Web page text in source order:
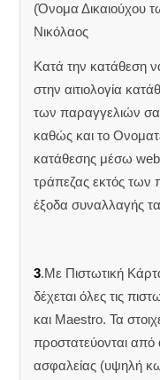
(Όνομα Δικαιούχου
Νικόλαος
Κατά την κατάθεση
στην αιτιολογία
των παραγγελιών
καθώς και το
κατάθεσης μέσω
τράπεζας εκτός
έξοδα συναλλαγής
3.Με Πιστωτική
δέχεται όλες τις
και Maestro. Τα
προστατεύονται
ασφαλείας (υψηλή